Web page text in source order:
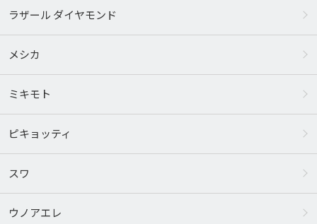
ラザール ダイヤモンド
メシカ
ミキモト
ピキョッティ
スワ
ウノアエレ